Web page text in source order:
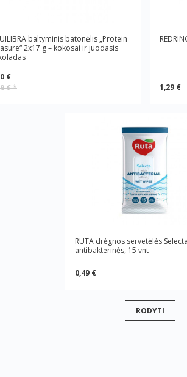
baltyminis batonėlis „Protein
2x17 g – kokosai ir juodasis
€
€* 1,29 €
RUTA drėgnos servetėlės Selecta
antibakterinės, 15 vnt
0,49 €
RODYTI